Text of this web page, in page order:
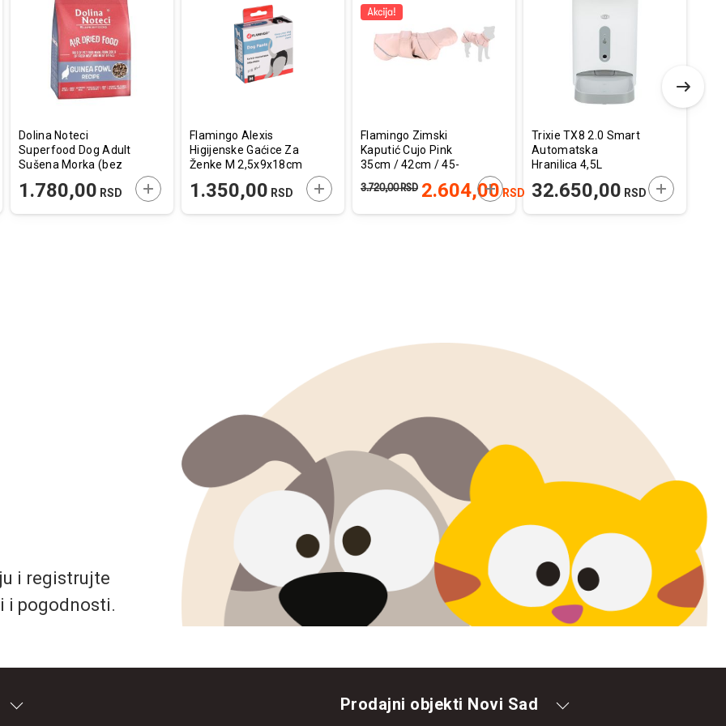
U KORPU
Dolina Noteci
Superfood Dog Adult
Sušena Morka (bez
1.780,00 RSD DODAJTE U KORPU
Flamingo Alexis
Higijenske Gaćice Za
Ženke M 2,5x9x18cm
1.350,00 RSD DODAJTE U KORPU
Flamingo Zimski
Kaputić Cujo Pink
35cm / 42cm / 45-
2.604,00RSD
3.720,00RSD DODAJTE U KORPU
listu
želja
Trixie TX8 2.0 Smart
Automatska
Hranilica 4,5L
32.650,00 RSD DODAJTE U
i registrujte
i pogodnosti.
Prodajni objekti Novi Sad